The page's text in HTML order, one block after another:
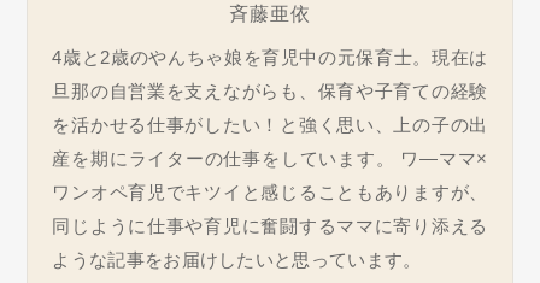
斉藤亜依
4歳と2歳のやんちゃ娘を育児中の元保育士。現在は
旦那の自営業を支えながらも、保育や子育ての経験
を活かせる仕事がしたい！と強く思い、上の子の出
産を期にライターの仕事をしています。 ワ―ママ×
ワンオペ育児でキツイと感じることもありますが、
同じように仕事や育児に奮闘するママに寄り添える
ような記事をお届けしたいと思っています。